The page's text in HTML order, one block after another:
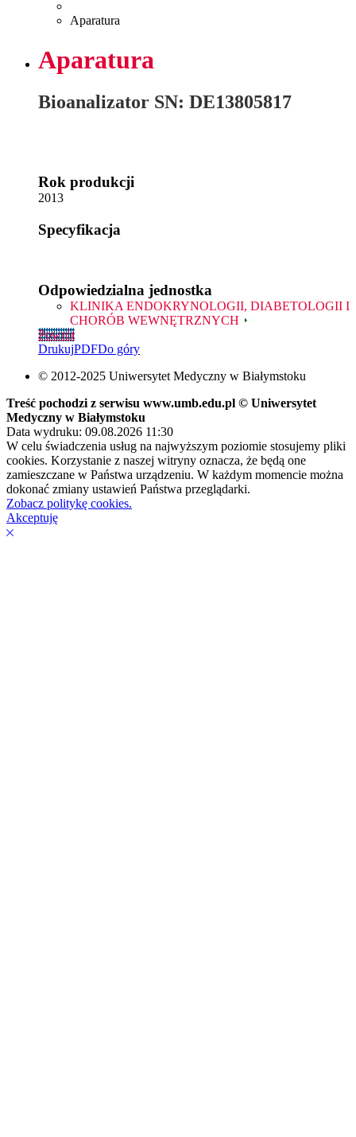
Aparatura
Aparatura
Bioanalizator SN: DE13805817
Rok produkcji
2013
Specyfikacja
Odpowiedzialna jednostka
KLINIKA ENDOKRYNOLOGII, DIABETOLOGII I
CHORÓB WEWNĘTRZNYCH
Powrót
DrukujPDFDo góry
© 2012-2025 Uniwersytet Medyczny w Białymstoku
Treść pochodzi z serwisu www.umb.edu.pl © Uniwersytet
Medyczny w Białymstoku
Data wydruku: 09.08.2026 11:30
W celu świadczenia usług na najwyższym poziomie stosujemy pliki
cookies. Korzystanie z naszej witryny oznacza, że będą one
zamieszczane w Państwa urządzeniu. W każdym momencie można
dokonać zmiany ustawień Państwa przeglądarki.
Zobacz politykę cookies.
Akceptuję